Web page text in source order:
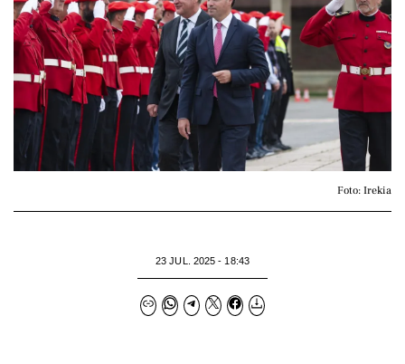
Foto: Irekia
23 JUL. 2025 - 18:43